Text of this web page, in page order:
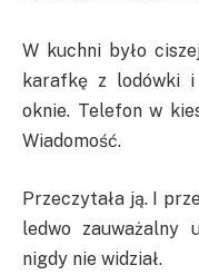
W kuchni było
karafkę z lodówki
oknie. Telefon w
Wiadomość.
Przeczytała ją. I
ledwo zauważalny
nigdy nie widział.